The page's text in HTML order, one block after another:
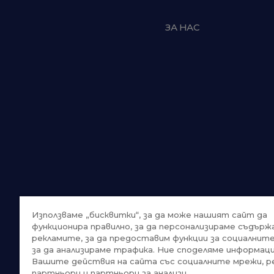
ЗА НАС
Използваме „бисквитки“, за да може нашият сайт да
функционира правилно, за да персонализираме
рекламите, за да предоставим функции за
за да анализираме трафика. Ние споделяме
Вашите действия на сайта със социалните мрежи,